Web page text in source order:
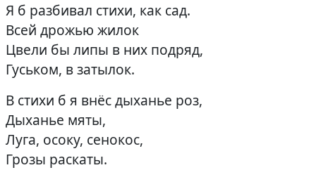
Я б разбивал стихи, как сад.
Всей дрожью жилок
Цвели бы липы в них подряд,
Гуськом, в затылок.
В стихи б я внёс дыханье роз,
Дыханье мяты,
Луга, осоку, сенокос,
Грозы раскаты.